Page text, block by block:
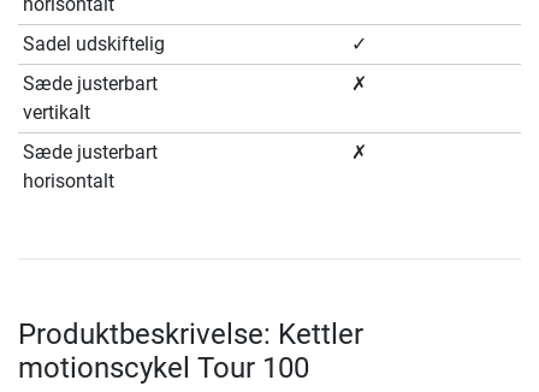
Sadel udskiftelig
✓
Sæde justerbart
vertikalt
✗
Sæde justerbart
horisontalt
✗
Produktbeskrivelse: Kettler
motionscykel Tour 100